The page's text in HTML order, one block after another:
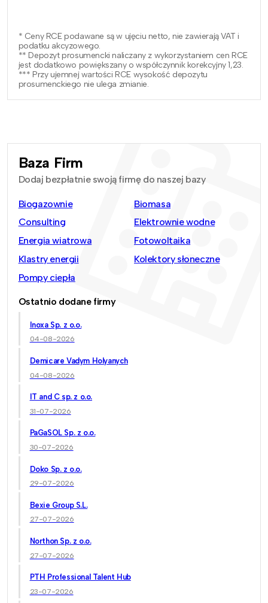
* Ceny RCE podawane są w ujęciu netto, nie zawierają VAT i
podatku akcyzowego.
** Depozyt prosumencki naliczany z wykorzystaniem cen RCE
jest dodatkowo powiększany o współczynnik korekcyjny 1,23.
*** Przy ujemnej wartości RCE wysokość depozytu
prosumenckiego nie ulega zmianie.
Baza Firm
Dodaj bezpłatnie swoją firmę do naszej bazy
Biogazownie
Biomasa
Consulting
Elektrownie wodne
Energia wiatrowa
Fotowoltaika
Klastry energii
Kolektory słoneczne
Pompy ciepła
Ostatnio dodane firmy
Inoxa Sp. z o.o.
04-08-2026
Demicare Vadym Holyanych
04-08-2026
IT and C sp. z o.o.
31-07-2026
PaGaSOL Sp. z o.o.
30-07-2026
Doko Sp. z o.o.
29-07-2026
Bexie Group S.L.
27-07-2026
Northon Sp. z o.o.
27-07-2026
PTH Professional Talent Hub
23-07-2026